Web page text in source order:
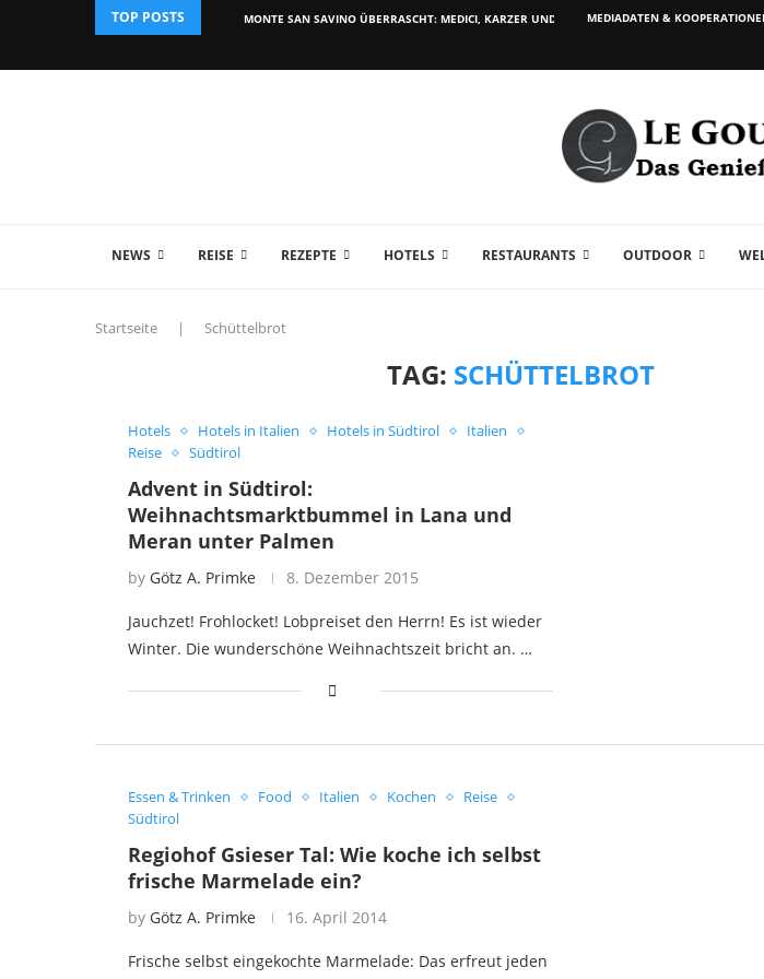
TOP POSTS MONTE SAN SAVINO ÜBERRASCHT: MEDICI, KARZER UND WEIN...MEDIADATEN &
NEWS REISE REZEPTE HOTELS RESTAURANTS OUTDOOR
Startseite | Schüttelbrot
TAG: SCHÜTTELBROT
Hotels Hotels in Italien Hotels in Südtirol
Italien
Reise
Südtirol
Advent in Südtirol:
Weihnachtsmarktbummel in Lana und
Meran unter Palmen
by Götz A. Primke 8. Dezember 2015
Jauchzet! Frohlocket! Lobpreiset den Herrn! Es ist wieder
Winter. Die wunderschöne Weihnachtszeit bricht an. …
Essen & Trinken Food Italien Kochen
Reise
Südtirol
Regiohof Gsieser Tal: Wie koche ich selbst
frische Marmelade ein?
by Götz A. Primke 16. April 2014
Frische selbst eingekochte Marmelade: Das erfreut jeden